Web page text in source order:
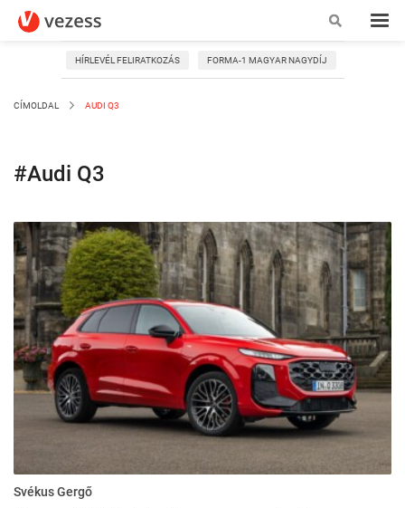
HÍRLEVÉL FELIRATKOZÁS FORMA-1 MAGYAR NAGYDÍJ
CÍMOLDAL AUDI Q3
#Audi Q3
Svékus Gergő